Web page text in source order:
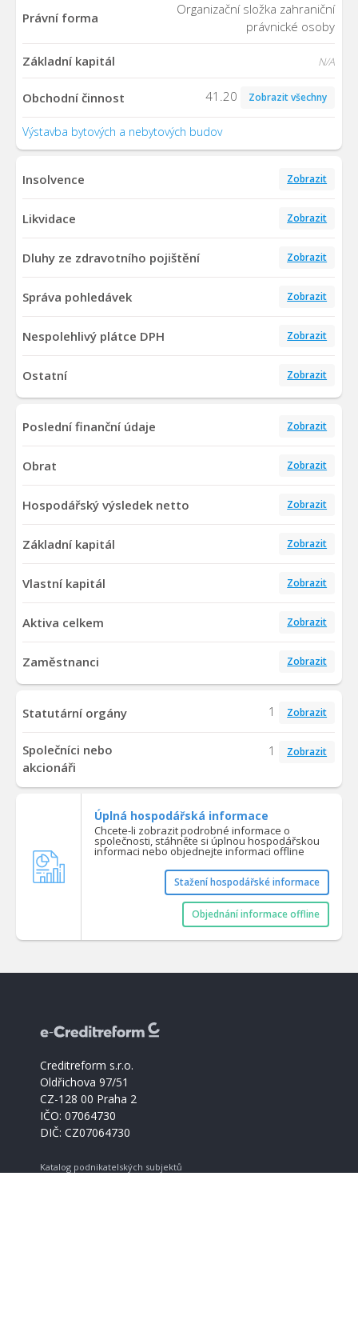
Právní forma
Organizační složka zahraniční
právnické osoby
Základní kapitál N/A
Obchodní činnost 41.20 Zobrazit všechny
Výstavba bytových a nebytových budov
Insolvence Zobrazit
Likvidace Zobrazit
Dluhy ze zdravotního pojištění Zobrazit
Správa pohledávek Zobrazit
Nespolehlivý plátce DPH Zobrazit
Ostatní Zobrazit
Poslední finanční údaje Zobrazit
Obrat Zobrazit
Hospodářský výsledek netto Zobrazit
Základní kapitál Zobrazit
Vlastní kapitál Zobrazit
Aktiva celkem Zobrazit
Zaměstnanci Zobrazit
Statutární orgány 1 Zobrazit
Společníci nebo
akcionáři
1 Zobrazit
Úplná hospodářská informace
Chcete-li zobrazit podrobné informace o
společnosti, stáhněte si úplnou hospodářskou
informaci nebo objednejte informaci offline
Stažení hospodářské informace
Objednání informace offline
Creditreform s.r.o.
Oldřichova 97/51
CZ-128 00 Praha 2
IČO: 07064730
DIČ: CZ07064730
Katalog podnikatelských subjektů